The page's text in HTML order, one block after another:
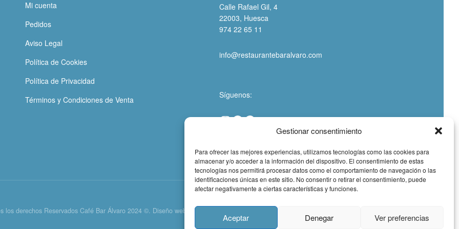
Gestionar consentimiento
Para ofrecer las mejores experiencias, utilizamos tecnologías como las cookies para
almacenar y/o acceder a la información del dispositivo. El consentimiento de estas
tecnologías nos permitirá procesar datos como el comportamiento de navegación o las
identificaciones únicas en este sitio. No consentir o retirar el consentimiento, puede
afectar negativamente a ciertas características y funciones.
Aceptar Denegar Ver preferencias
Mi cuenta
Pedidos
Aviso Legal
Política de Cookies
Política de Privacidad
Términos y Condiciones de Venta
Calle Rafael Gil, 4
22003, Huesca
974 22 65 11
info@restaurantebaralvaro.com
Síguenos:
los derechos Reservados Café Bar Álvaro 2024 ©. Diseño web Laura Parra | Msocial